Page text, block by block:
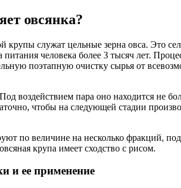
овсянка?
крупы служат цельные зерна овса. Это
питания человека более 3 тысяч лет.
поэтапную очистку сырья от
воздействием пара оно находится не
чтобы на следующей стадии
по величине на несколько фракций,
крупа имеет сходство с рисом.
и ее применение